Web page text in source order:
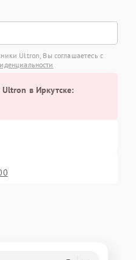
Ultron, Вы соглашаетесь с
Ultron в Иркутске: